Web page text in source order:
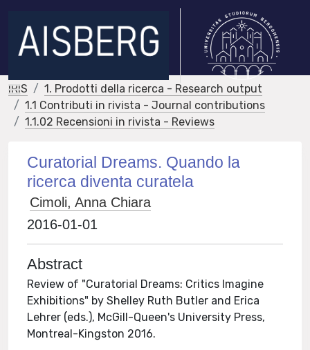
IRIS
1. Prodotti della ricerca - Research output
1.1 Contributi in rivista - Journal contributions
1.1.02 Recensioni in rivista - Reviews
Curatorial Dreams. Quando la
ricerca diventa curatela
Cimoli, Anna Chiara
2016-01-01
Abstract
Review of "Curatorial Dreams: Critics Imagine
Exhibitions" by Shelley Ruth Butler and Erica
Lehrer (eds.), McGill-Queen's University Press,
Montreal-Kingston 2016.